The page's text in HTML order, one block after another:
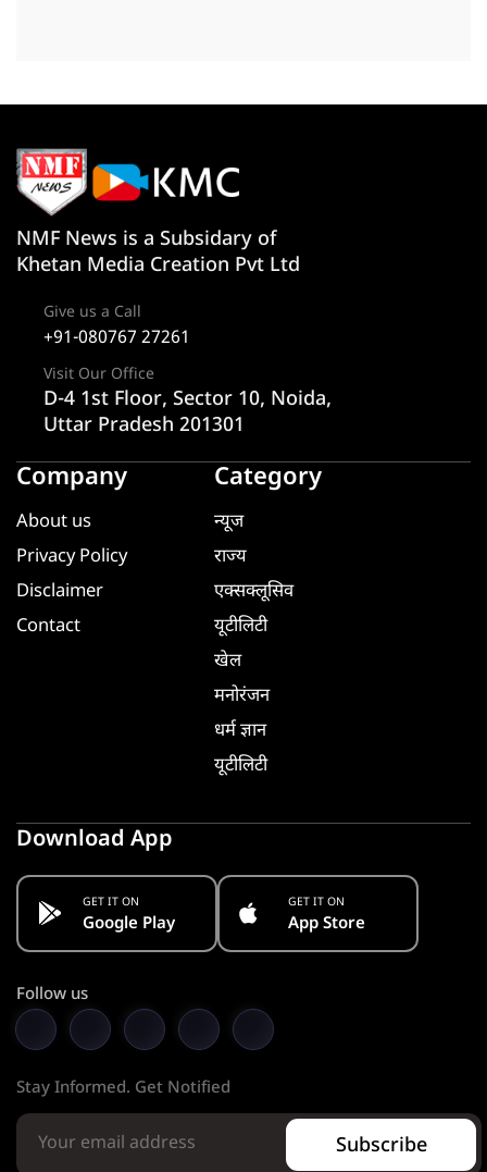
NMF News is a Subsidary of
Khetan Media Creation Pvt Ltd
Give us a Call
+91-080767 27261
Visit Our Office
D-4 1st Floor, Sector 10, Noida,
Uttar Pradesh 201301
Company
About us
Privacy Policy
Disclaimer
Contact
Category
न्यूज
राज्य
एक्सक्लूसिव
यूटीलिटी
खेल
मनोरंजन
धर्म ज्ञान
यूटीलिटी
Download App
GET IT ON
Google Play
GET IT ON
App Store
Follow us
Stay Informed. Get Notified
Subscribe